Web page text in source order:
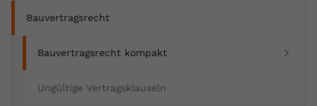
Bauvertragsrecht
Bauvertragsrecht kompakt(current)
Ungültige Vertragsklauseln